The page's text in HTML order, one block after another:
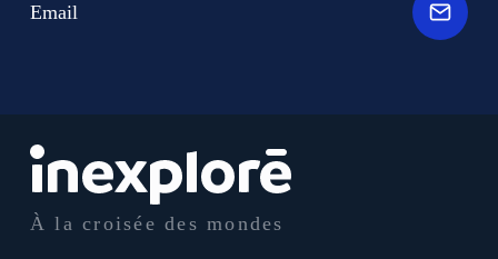
À la croisée des mondes
Email